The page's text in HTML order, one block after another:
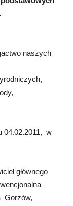
naszych
04.02.2011, w
głównego
Gorzów,